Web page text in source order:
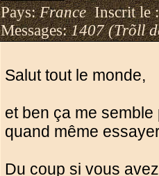
Pays:FranceInscrit le
Messages:1407 (Trõll
Salut tout le monde,
et ben ça me
quand même
Du coup si vous